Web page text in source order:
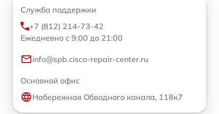
Служба поддержки
+7 (812) 214-73-42
Ежедневно с 9:00 до 21:00
info@spb.cisco-repair-center.ru
Основной офис
Набережная Обводного канала, 118к7